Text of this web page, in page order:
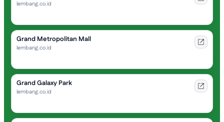
lembang.co.id
Grand Metropolitan Mall
lembang.co.id
Grand Galaxy Park
lembang.co.id